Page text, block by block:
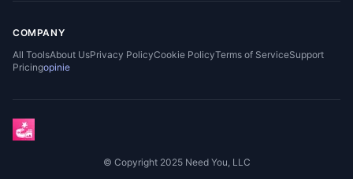
COMPANY
All ToolsAbout UsPrivacy PolicyCookie PolicyTerms of ServiceSupport
Pricingopinie
© Copyright 2025 Need You, LLC